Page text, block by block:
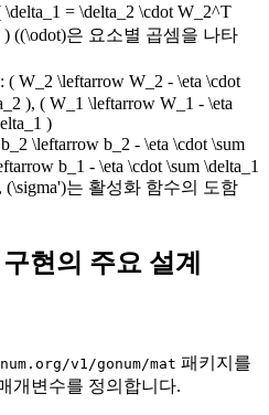
= \delta_2 \cdot W_2^T
) ((\odot)은 요소별 곱셈을 나타
W_2 \leftarrow W_2 - \eta \cdot
), ( W_1 \leftarrow W_1 - \eta
)
\leftarrow b_2 - \eta \cdot \sum
b_1 - \eta \cdot \sum \delta_1
(\sigma')는 활성화 함수의 도함
현의 주요 설계
v1/gonum/mat 패키지를
개변수를 정의합니다.